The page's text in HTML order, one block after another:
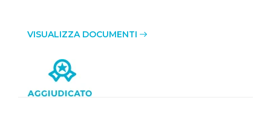
VISUALIZZA DOCUMENTI